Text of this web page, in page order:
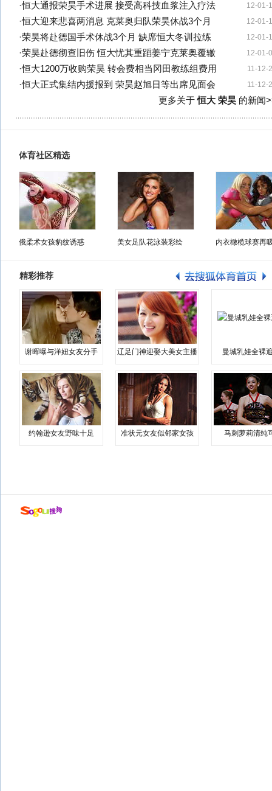
12-01-
·恒大通报荣昊手术进展 接受高科技血浆注入疗法
12-01-
·恒大迎来悲喜两消息 克莱奥归队荣昊休战3个月
12-01-
·荣昊将赴德国手术休战3个月 缺席恒大冬训拉练
12-01-
·荣昊赴德彻查旧伤 恒大忧其重蹈姜宁克莱奥覆辙
11-12-
·恒大1200万收购荣昊 转会费相当冈田教练组费用
11-12-
·恒大正式集结内援报到 荣昊赵旭日等出席见面会
更多关于恒大 荣昊的新闻
体育社区精选
俄柔术女孩豹纹诱惑 美女足队花泳装彩绘 内衣橄榄球赛再
精彩推荐
谢晖曝与洋妞女友分手 辽足门神迎娶大美女主播 曼城乳娃全裸
约翰逊女友野味十足 准状元女友似邻家女孩 马刺萝莉清纯